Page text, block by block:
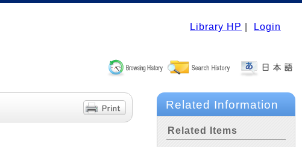
Library HP Login
Related Information
Related Items